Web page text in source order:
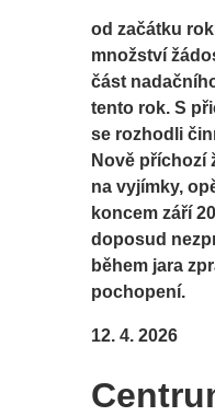
od začátku
množství
část
tento rok. S
se rozhodli
Nově příchozí
na vyjímky,
koncem září
doposud
během jara
pochopení.
12. 4. 2026